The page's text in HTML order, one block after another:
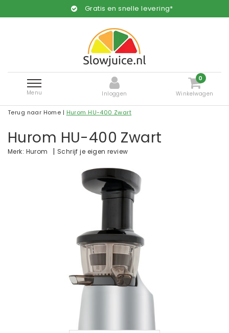
Gratis en snelle levering*
Menu Inloggen
0
Winkelwagen
Terug naar Home | Hurom HU-400 Zwart
Hurom HU-400 Zwart
Merk: Hurom | Schrijf je eigen review